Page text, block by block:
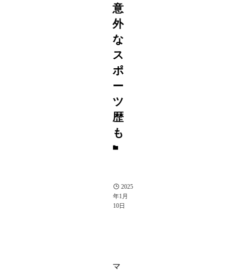
意
外
な
ス
ポ
ー
ツ
歴
も
2025
年1月
10日
マ